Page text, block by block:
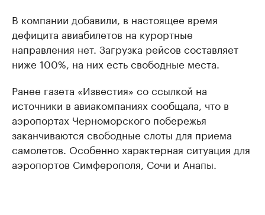
В компании добавили, в настоящее время
дефицита авиабилетов на курортные
направления нет. Загрузка рейсов составляет
ниже 100%, на них есть свободные места.
Ранее газета «Известия» со ссылкой на
источники в авиакомпаниях сообщала, что в
аэропортах Черноморского побережья
заканчиваются свободные слоты для приема
самолетов. Особенно характерная ситуация для
аэропортов Симферополя, Сочи и Анапы.